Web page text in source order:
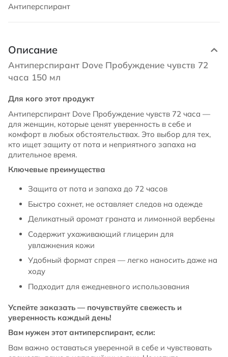
Антиперспирант
Описание
Антиперспирант Dove Пробуждение чувств 72
часа 150 мл
Для кого этот продукт
Антиперспирант Dove Пробуждение чувств 72 часа —
для женщин, которые ценят уверенность в себе и
комфорт в любых обстоятельствах. Это выбор для тех,
кто ищет защиту от пота и неприятного запаха на
длительное время.
Ключевые преимущества
Защита от пота и запаха до 72 часов
Быстро сохнет, не оставляет следов на одежде
Деликатный аромат граната и лимонной вербены
Содержит ухаживающий глицерин для
увлажнения кожи
Удобный формат спрея — легко наносить даже на
ходу
Подходит для ежедневного использования
Успейте заказать — почувствуйте свежесть и
уверенность каждый день!
Вам нужен этот антиперспирант, если:
Вам важно оставаться уверенной в себе и чувствовать